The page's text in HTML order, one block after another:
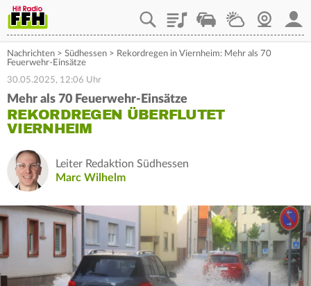
PlaylistStaupilotWetterWebcam
Nachrichten > Südhessen > Rekordregen in Viernheim: Mehr als 70
Feuerwehr-Einsätze
30.05.2025, 12:06 Uhr
Mehr als 70 Feuerwehr-Einsätze
REKORDREGEN ÜBERFLUTET
VIERNHEIM
Leiter Redaktion Südhessen
Marc Wilhelm